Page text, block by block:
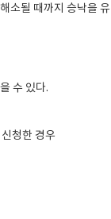
소될 때까지 승낙을 유
수 있다.
청한 경우